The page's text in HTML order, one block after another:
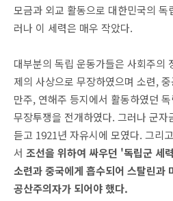
모금과 외교 활동으로 대한민국의 독
러나 이 세력은 매우 작았다.
대부분의 독립 운동가들은 사회주의
제의 사상으로 무장하였으며 소련,
만주, 연해주 등지에서 활동하였던
무장투쟁을 전개하였다. 그러나 군
듣고 1921년 자유시에 모였다. 그리
서 조선을 위하여 싸우던 '독립군 세
소련과 중국에게 흡수되어 스탈린과
공산주의자가 되어야 했다.